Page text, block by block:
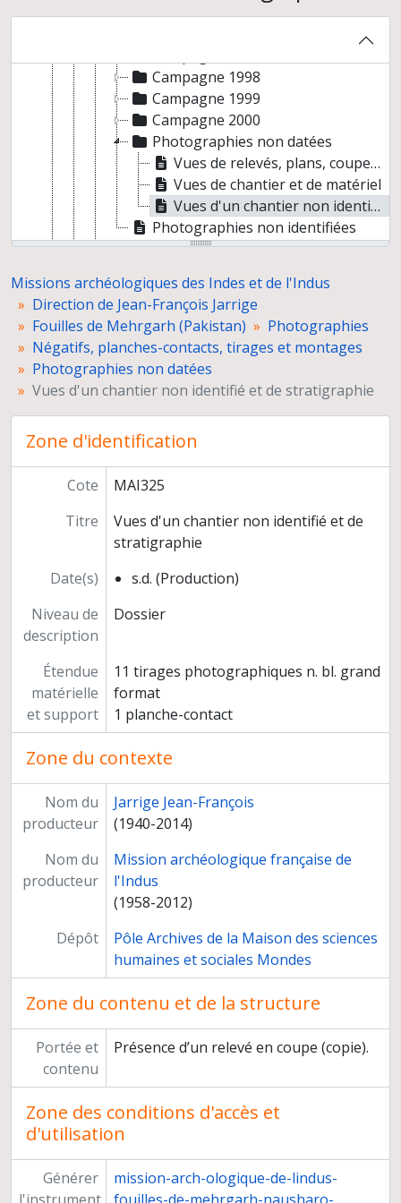
Campagne 1984-1985
Tirages et négatifs antérieurs aux campagnes 1996 à 2000
Campagne 1998
Campagne 1999
Campagne 2000
Photographies non datées
Vues de relevés, plans, coupes, dessins d’objets et de squelettes
Vues de chantier et de matériel
Vues d'un chantier non identifié et de stratigraphie
Photographies non identifiées
Diapositives
Inventaire des photographies
Microfilms et négatifs
Dossiers de chantiers et d'étude
Restauration du matériel
Rapports de fouilles
Fouilles de Nausharo (Pakistan)
Inventaire du matériel des sites de Mehrgarh, Sibri et Nausharo
Habitats de la plaine de Kachi au Baluchistan (Pakistan)
Cartes topographiques non identifiées
Administration de la mission
Préparation de publications
Exposition internationale « Les cités oubliées de l’Indus. Archéologie du Pakistan », Paris, Musée national des Arts asiatiques Guimet, du 16 novembre 1988 au 30 janvier 1989
De l'URA 16 à l'UMR 9993, Centre de recherches archéologiques Indus-Baluchistan
Carrière de Jean-François Jarrige
Missions archéologiques des Indes et de l'Indus
Direction de Jean-François Jarrige
Fouilles de Mehrgarh (Pakistan)
Photographies
Négatifs, planches-contacts, tirages et montages
Photographies non datées
Vues d'un chantier non identifié et de stratigraphie
Zone d'identification
Cote
MAI325
Titre
Vues d'un chantier non identifié et de
stratigraphie
Date(s)
s.d. (Production)
Niveau de
description
Dossier
Étendue
matérielle
et support
11 tirages photographiques n. bl. grand
format
1 planche-contact
Zone du contexte
Nom du
producteur
Jarrige Jean-François
(1940-2014)
Nom du
producteur
Mission archéologique française de
l'Indus
(1958-2012)
Dépôt
Pôle Archives de la Maison des sciences
humaines et sociales Mondes
Zone du contenu et de la structure
Portée et
contenu
Présence d’un relevé en coupe (copie).
Zone des conditions d'accès et
d'utilisation
Générer
mission-arch-ologique-de-lindus-